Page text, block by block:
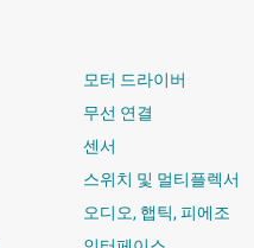
모터 드라이버
무선 연결
센서
스위치 및 멀티플렉서
오디오, 햅틱, 피에조